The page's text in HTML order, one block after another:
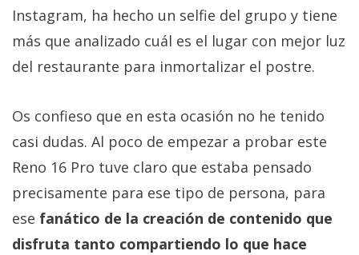
Instagram, ha hecho un selfie del grupo y tiene
más que analizado cuál es el lugar con mejor luz
del restaurante para inmortalizar el postre.
Os confieso que en esta ocasión no he tenido
casi dudas. Al poco de empezar a probar este
Reno 16 Pro tuve claro que estaba pensado
precisamente para ese tipo de persona, para
ese fanático de la creación de contenido que
disfruta tanto compartiendo lo que hace